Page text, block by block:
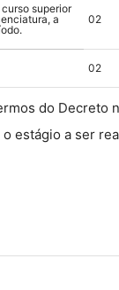
superior
a
02
02
do Decreto
estágio a ser